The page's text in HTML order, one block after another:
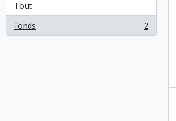
Tout
Fonds
, 2 résultats 2